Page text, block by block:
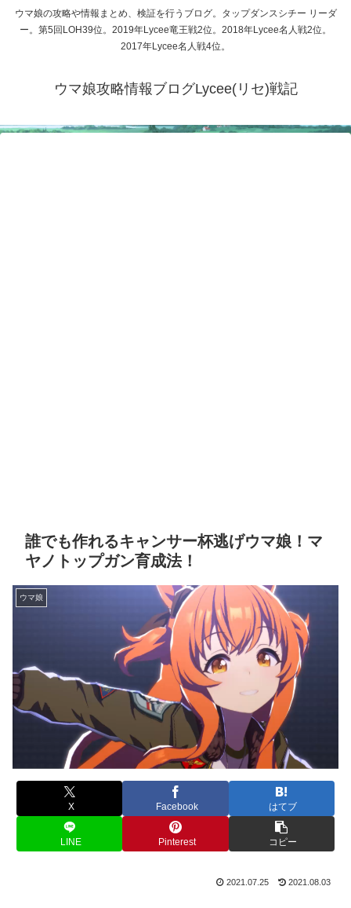
ウマ娘の攻略や情報まとめ、検証を行うブログ。タップダンスシチー リーダ
ー。第5回LOH39位。2019年Lycee竜王戦2位。2018年Lycee名人戦2位。
2017年Lycee名人戦4位。
ウマ娘攻略情報ブログLycee(リセ)戦記
誰でも作れるキャンサー杯逃げウマ娘！マ
ヤノトップガン育成法！
ウマ娘
X Facebook はてブ
LINE Pinterest コピー
2021.07.25 2021.08.03